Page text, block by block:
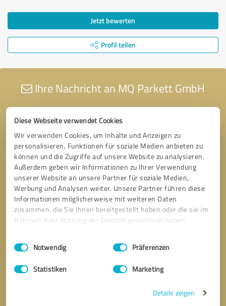
Diese Webseite verwendet Cookies
Wir verwenden Cookies, um Inhalte und Anzeigen zu
personalisieren, Funktionen für soziale Medien anbieten zu
können und die Zugriffe auf unsere Website zu analysieren.
Außerdem geben wir Informationen zu Ihrer Verwendung
unserer Website an unsere Partner für soziale Medien,
Werbung und Analysen weiter. Unsere Partner führen diese
Informationen möglicherweise mit weiteren Daten
zusammen, die Sie ihnen bereitgestellt haben oder die sie im
Rahmen Ihrer Nutzung der Dienste gesammelt haben.
Impressum Datenschutzbestimmungen
Einwilligungsauswahl
Notwendig Präferenzen
Statistiken Marketing
Details zeigen
Jetzt bewerten
Profil teilen
Ihre Nachricht an MQ Parkett GmbH